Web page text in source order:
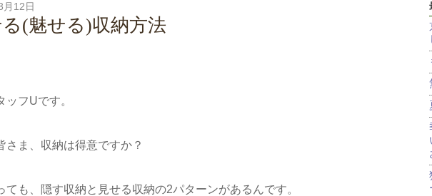
月12日
る(魅せる)収納方法
フUです。
さま、収納は得意ですか？
ても、隠す収納と見せる収納の2パターンがあるんです。